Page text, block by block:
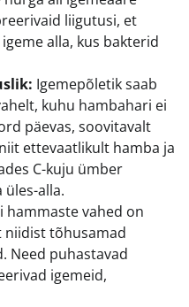
liigutusi, et
alla, kus bakterid
Igemepõletik saab
kuhu hambahari ei
päevas, soovitavalt
ettevaatlikult hamba ja
C-kuju ümber
üles-alla.
hammaste vahed on
niidist tõhusamad
Need puhastavad
igemeid,